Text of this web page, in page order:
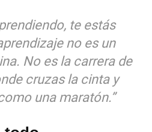
te estás
no es un
No es la carrera de
cruzas la cinta y
una maratón.”